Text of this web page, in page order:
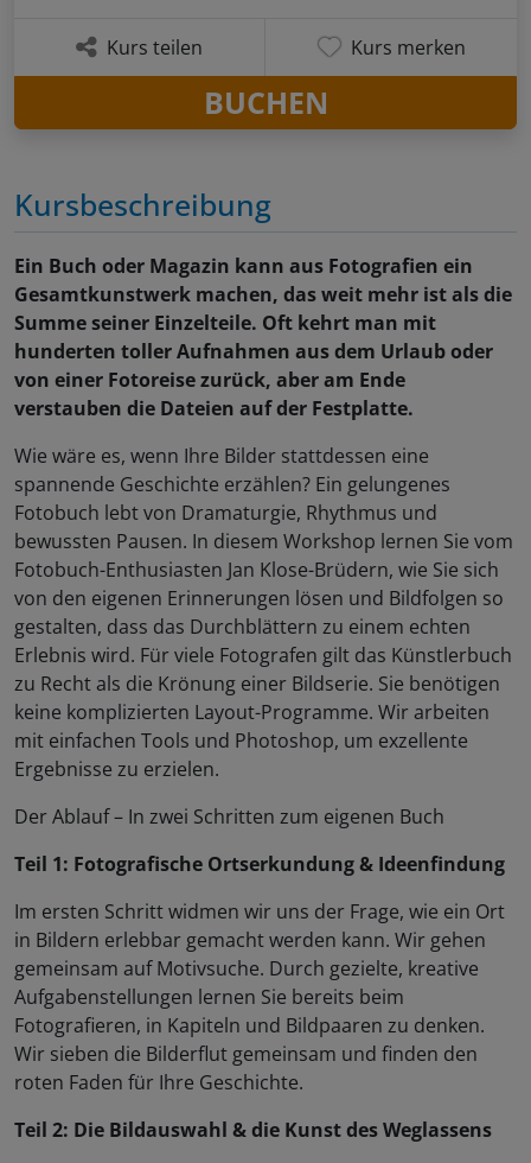
Kursbeschreibung
Ein Buch oder Magazin kann aus Fotografien ein
Gesamtkunstwerk machen, das weit mehr ist als die
Summe seiner Einzelteile. Oft kehrt man mit
hunderten toller Aufnahmen aus dem Urlaub oder
von einer Fotoreise zurück, aber am Ende
verstauben die Dateien auf der Festplatte.
Wie wäre es, wenn Ihre Bilder stattdessen eine
spannende Geschichte erzählen? Ein gelungenes
Fotobuch lebt von Dramaturgie, Rhythmus und
bewussten Pausen. In diesem Workshop lernen Sie vom
Fotobuch-Enthusiasten Jan Klose-Brüdern, wie Sie sich
von den eigenen Erinnerungen lösen und Bildfolgen so
gestalten, dass das Durchblättern zu einem echten
Erlebnis wird. Für viele Fotografen gilt das Künstlerbuch
zu Recht als die Krönung einer Bildserie. Sie benötigen
keine komplizierten Layout-Programme. Wir arbeiten
mit einfachen Tools und Photoshop, um exzellente
Ergebnisse zu erzielen.
Der Ablauf – In zwei Schritten zum eigenen Buch
Teil 1: Fotografische Ortserkundung & Ideenfindung
Im ersten Schritt widmen wir uns der Frage, wie ein Ort
in Bildern erlebbar gemacht werden kann. Wir gehen
gemeinsam auf Motivsuche. Durch gezielte, kreative
Aufgabenstellungen lernen Sie bereits beim
Fotografieren, in Kapiteln und Bildpaaren zu denken.
Wir sieben die Bilderflut gemeinsam und finden den
roten Faden für Ihre Geschichte.
Teil 2: Die Bildauswahl & die Kunst des Weglassens
Kurs teilen Kurs merken
BUCHEN